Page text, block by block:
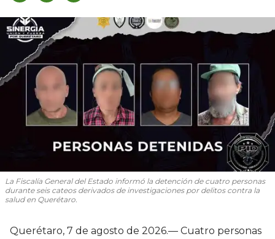
La Fiscalía General del Estado informó la detención de cuatro personas
durante seis cateos derivados de investigaciones por delitos contra la
salud en Querétaro.
Querétaro, 7 de agosto de 2026.— Cuatro personas